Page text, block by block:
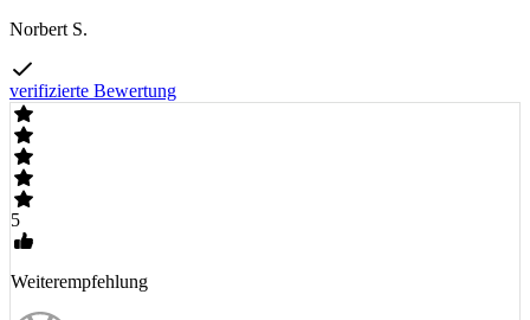
Norbert S.
verifizierte Bewertung
5
Weiterempfehlung